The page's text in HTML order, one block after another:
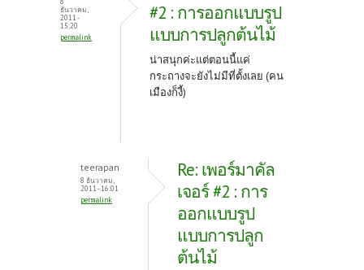
ธันวาคม,
2011 -
15:20
permalink
#2 : การออกแบบรูป
แบบการปลูกต้นไม้
น่าสนุกค่ะแต่ตอนนี้แค่
กระถางจะยังไม่มีที่ตั้งเลย (คน
เมืองก็งี้)
teerapan
8 ธันวาคม,
2011 - 16:01
permalink
Re: เพอร์มาคัล
เจอร์ #2 : การ
ออกแบบรูป
แบบการปลูก
ต้นไม้